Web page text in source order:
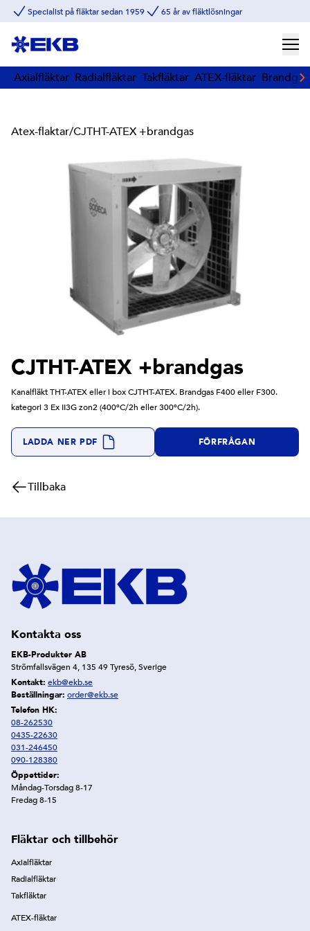
Specialist på fläktar sedan 1959 65 år av fläktlösningar
Axialfläktar Radialfläktar Takfläktar ATEX-fläktar
Atex-flaktar/CJTHT-ATEX +brandgas
CJTHT-ATEX +brandgas
Kanalfläkt THT-ATEX eller i box CJTHT-ATEX. Brandgas F400 eller F300.
kategori 3 Ex II3G zon2 (400ºC/2h eller 300ºC/2h).
LADDA NER PDF FÖRFRÅGAN
Tillbaka
Kontakta oss
EKB-Produkter AB
Strömfallsvägen 4, 135 49 Tyresö, Sverige
Kontakt: ekb@ekb.se
Beställningar: order@ekb.se
Telefon HK:
08-262530
0435-22630
031-246450
090-128380
Öppettider:
Måndag-Torsdag 8-17
Fredag 8-15
Fläktar och tillbehör
Axialfläktar
Radialfläktar
Takfläktar
ATEX-fläktar